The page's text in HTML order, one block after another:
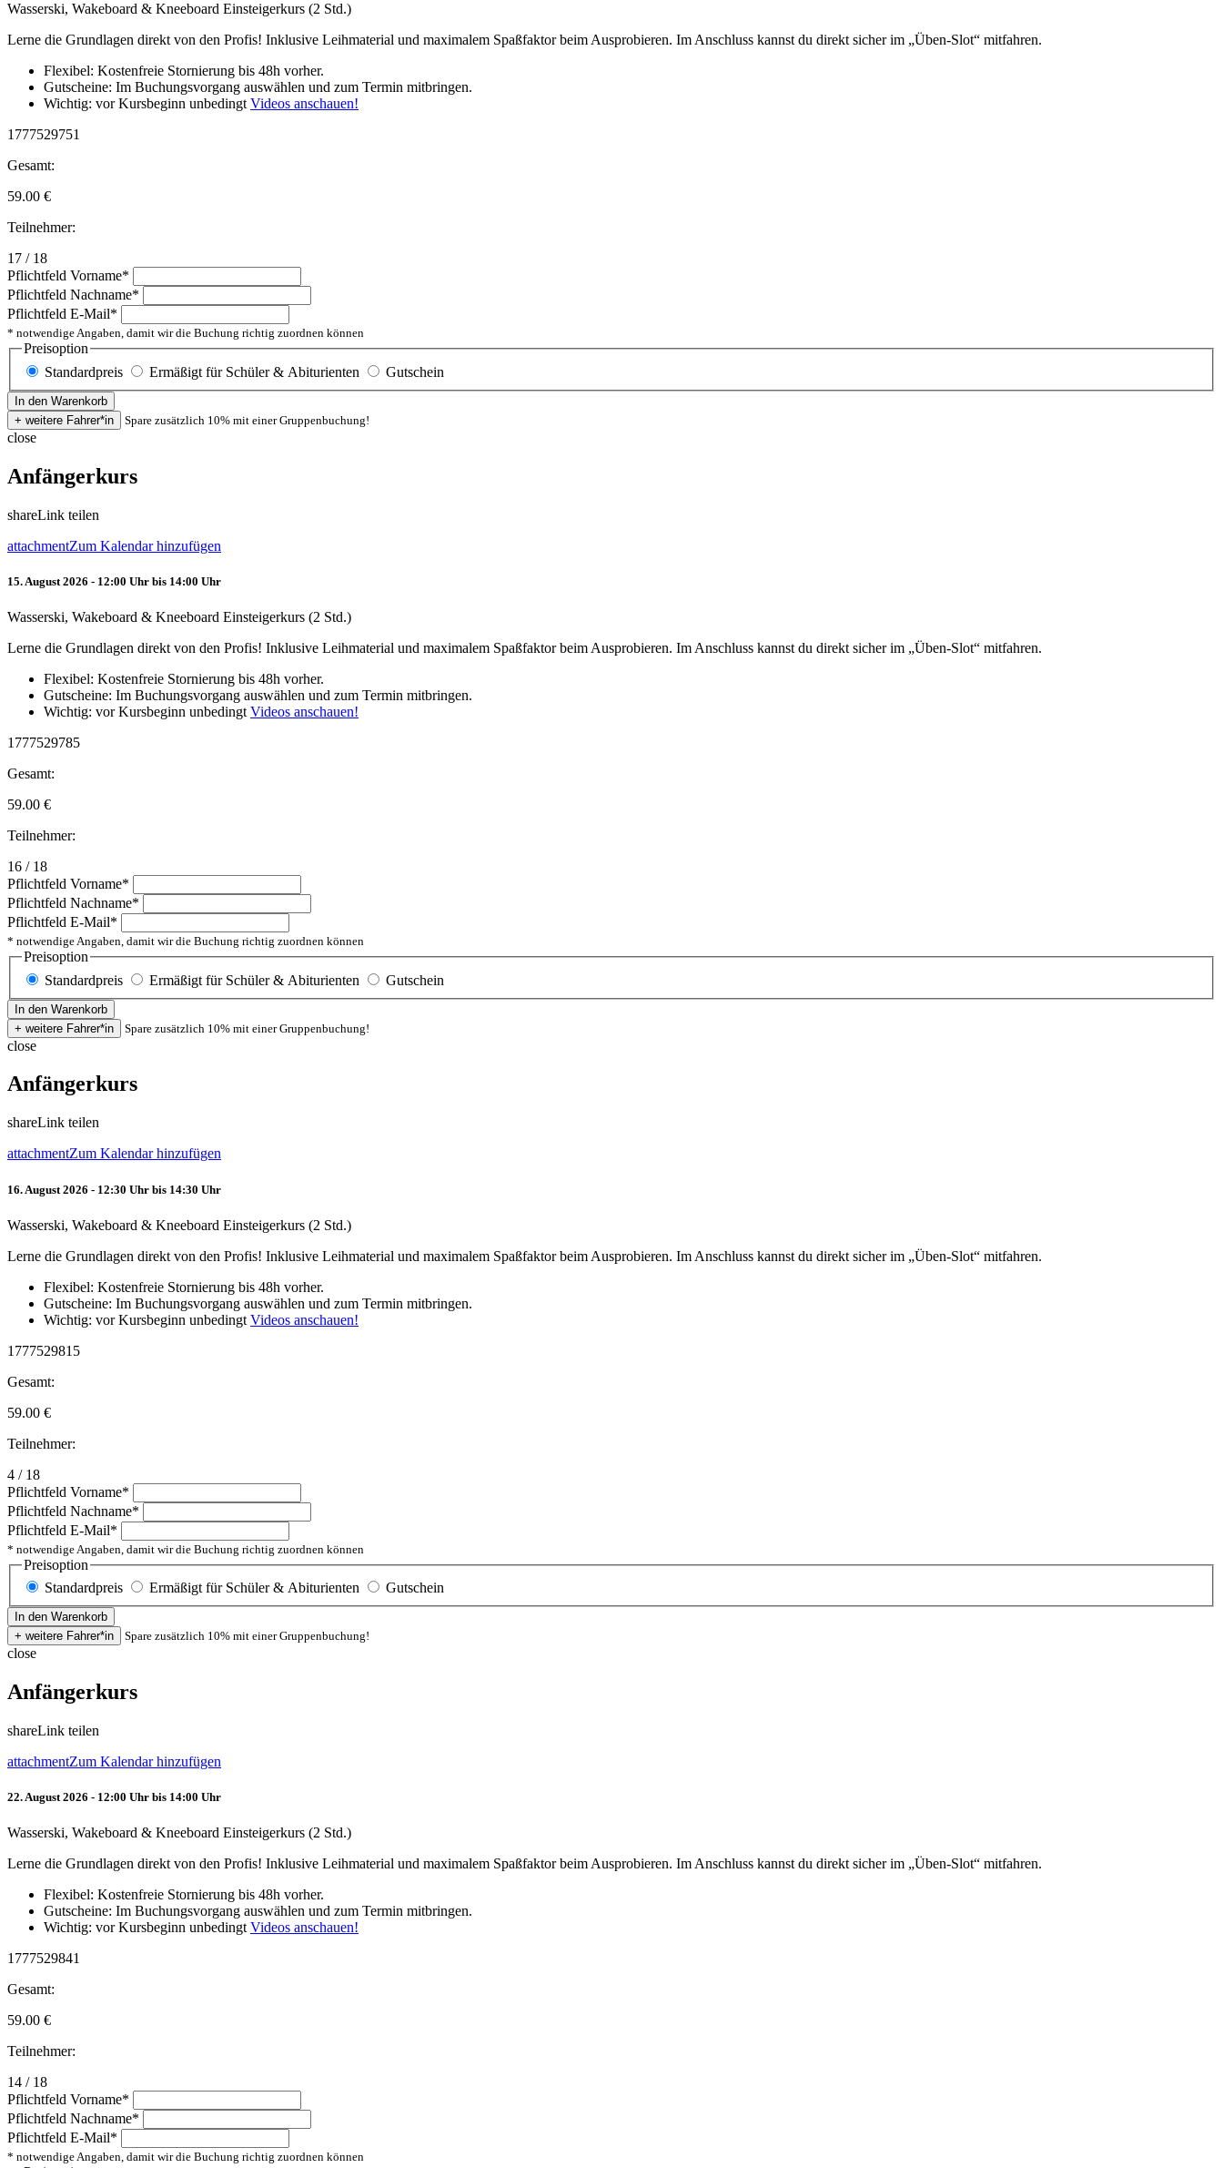
Wasserski, Wakeboard & Kneeboard Einsteigerkurs (2 Std.)
Lerne die Grundlagen direkt von den Profis! Inklusive Leihmaterial und maximalem Spaßfaktor beim Ausprobieren. Im Anschluss kannst du direkt sicher im „Üben-Slot“ mitfahren.
Flexibel: Kostenfreie Stornierung bis 48h vorher.
Gutscheine: Im Buchungsvorgang auswählen und zum Termin mitbringen.
Wichtig: vor Kursbeginn unbedingt Videos anschauen!
1777529751
Gesamt:
59.00 €
Teilnehmer:
17 / 18
Pflichtfeld Vorname*
Pflichtfeld Nachname*
Pflichtfeld E-Mail*
* notwendige Angaben, damit wir die Buchung richtig zuordnen können
Preisoption
Standardpreis
Ermäßigt für Schüler & Abiturienten Gutschein
Spare zusätzlich 10% mit einer Gruppenbuchung!
close
Anfängerkurs
shareLink teilen
attachmentZum Kalendar hinzufügen
15. August 2026 - 12:00 Uhr bis 14:00 Uhr
Wasserski, Wakeboard & Kneeboard Einsteigerkurs (2 Std.)
Lerne die Grundlagen direkt von den Profis! Inklusive Leihmaterial und maximalem Spaßfaktor beim Ausprobieren. Im Anschluss kannst du direkt sicher im „Üben-Slot“ mitfahren.
Flexibel: Kostenfreie Stornierung bis 48h vorher.
Gutscheine: Im Buchungsvorgang auswählen und zum Termin mitbringen.
Wichtig: vor Kursbeginn unbedingt Videos anschauen!
1777529785
Gesamt:
59.00 €
Teilnehmer:
16 / 18
Pflichtfeld Vorname*
Pflichtfeld Nachname*
Pflichtfeld E-Mail*
* notwendige Angaben, damit wir die Buchung richtig zuordnen können
Preisoption
Standardpreis
Ermäßigt für Schüler & Abiturienten Gutschein
Spare zusätzlich 10% mit einer Gruppenbuchung!
close
Anfängerkurs
shareLink teilen
attachmentZum Kalendar hinzufügen
16. August 2026 - 12:30 Uhr bis 14:30 Uhr
Wasserski, Wakeboard & Kneeboard Einsteigerkurs (2 Std.)
Lerne die Grundlagen direkt von den Profis! Inklusive Leihmaterial und maximalem Spaßfaktor beim Ausprobieren. Im Anschluss kannst du direkt sicher im „Üben-Slot“ mitfahren.
Flexibel: Kostenfreie Stornierung bis 48h vorher.
Gutscheine: Im Buchungsvorgang auswählen und zum Termin mitbringen.
Wichtig: vor Kursbeginn unbedingt Videos anschauen!
1777529815
Gesamt:
59.00 €
Teilnehmer:
4 / 18
Pflichtfeld Vorname*
Pflichtfeld Nachname*
Pflichtfeld E-Mail*
* notwendige Angaben, damit wir die Buchung richtig zuordnen können
Preisoption
Standardpreis
Ermäßigt für Schüler & Abiturienten Gutschein
Spare zusätzlich 10% mit einer Gruppenbuchung!
close
Anfängerkurs
shareLink teilen
attachmentZum Kalendar hinzufügen
22. August 2026 - 12:00 Uhr bis 14:00 Uhr
Wasserski, Wakeboard & Kneeboard Einsteigerkurs (2 Std.)
Lerne die Grundlagen direkt von den Profis! Inklusive Leihmaterial und maximalem Spaßfaktor beim Ausprobieren. Im Anschluss kannst du direkt sicher im „Üben-Slot“ mitfahren.
Flexibel: Kostenfreie Stornierung bis 48h vorher.
Gutscheine: Im Buchungsvorgang auswählen und zum Termin mitbringen.
Wichtig: vor Kursbeginn unbedingtVideos anschauen!
1777529841
Gesamt:
59.00 €
Teilnehmer:
14 / 18
Pflichtfeld Vorname*
Pflichtfeld Nachname*
Pflichtfeld E-Mail*
* notwendige Angaben, damit wir die Buchung richtig zuordnen können